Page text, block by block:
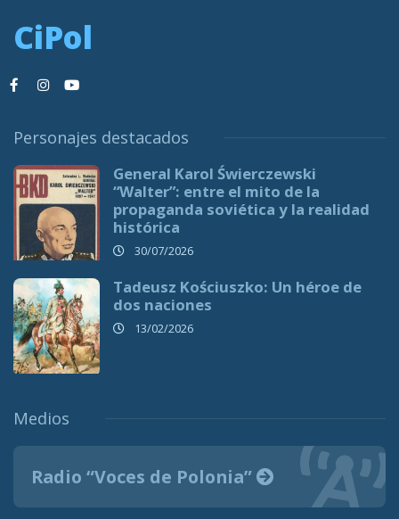
CiPol
Personajes destacados
General Karol Świerczewski
“Walter”: entre el mito de la
propaganda soviética y la realidad
histórica
30/07/2026
Tadeusz Kościuszko: Un héroe de
dos naciones
13/02/2026
Medios
Radio “Voces de Polonia”